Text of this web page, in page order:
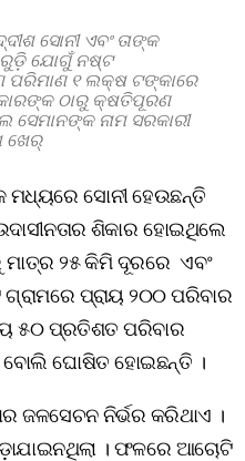
ସୋନୀ ଏବଂ ତାଙ୍କ
ଯୋଗୁଁ ନଷ୍ଟ
ପରିମାଣ ୧ ଲକ୍ଷ ଟଙ୍କାରେ
ଠାରୁ କ୍ଷତିପୂରଣ
ସେମାନଙ୍କ ନାମ ସରକାରୀ
ଖେର୍‌
ମଧ୍ୟରେ ସୋନୀ ହେଉଛନ୍ତି
ଶିକାର ହୋଇଥିଲେ
ମାତ୍ର ୨୫ କିମି ଦୂରରେ ଏବଂ
ପ୍ରାୟ ୨୦୦ ପରିବାର
୫୦ ପ୍ରତିଶତ ପରିବାର
ବୋଲି ଘୋଷିତ ହୋଇଛନ୍ତି ।
ଜଳସେଚନ ନିର୍ଭର କରିଥାଏ ।
। ଫଳରେ ଆଚୋଟି